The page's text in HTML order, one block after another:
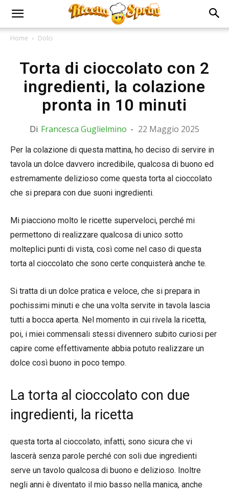
Home Dolci
Torta di cioccolato con 2
ingredienti, la colazione
pronta in 10 minuti
Di Francesca Guglielmino - 22 Maggio 2025
Per la colazione di questa mattina, ho deciso di servire in
tavola un dolce davvero incredibile, qualcosa di buono ed
estremamente delizioso come questa torta al cioccolato
che si prepara con due suoni ingredienti.
Mi piacciono molto le ricette superveloci, perché mi
permettono di realizzare qualcosa di unico sotto
molteplici punti di vista, così come nel caso di questa
torta al cioccolato che sono certe conquisterà anche te.
Si tratta di un dolce pratica e veloce, che si prepara in
pochissimi minuti e che una volta servite in tavola lascia
tutti a bocca aperta. Nel momento in cui rivela la ricetta,
poi, i miei commensali stessi divennero subito curiosi per
capire come effettivamente abbia potuto realizzare un
dolce così buono in poco tempo.
La torta al cioccolato con due
ingredienti, la ricetta
questa torta al cioccolato, infatti, sono sicura che vi
lascerà senza parole perché con soli due ingredienti
serve un tavolo qualcosa di buono e delizioso. Inoltre
negli anni è diventato il mio basso nella manica, anche